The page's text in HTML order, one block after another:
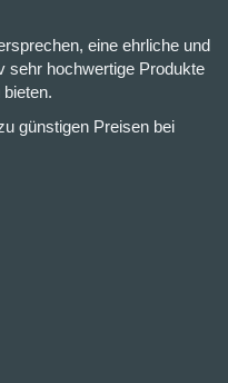
eine ehrliche und
sehr hochwertige Produkte
günstigen Preisen bei